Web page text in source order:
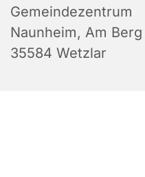
Gemeindezentrum
Naunheim, Am
35584 Wetzlar